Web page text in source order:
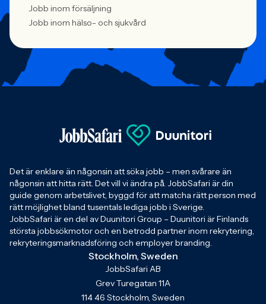
Jobb inom försäljning
Jobb inom hälso- och sjukvård
Det är enklare än någonsin att söka jobb – men svårare än
någonsin att hitta rätt. Det vill vi ändra på. JobbSafari är din
guide genom arbetslivet, byggd för att matcha rätt person med
rätt möjlighet bland tusentals lediga jobb i Sverige.
JobbSafari är en del av Duunitori Group – Duunitori är Finlands
största jobbsökmotor och en betrodd partner inom rekrytering,
rekryteringsmarknadsföring och employer branding.
Stockholm, Sweden
JobbSafari AB
Grev Turegatan 11A
114 46 Stockholm, Sweden